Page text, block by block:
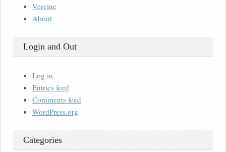
Vereine
About
Login and Out
Log in
Entries feed
Comments feed
WordPress.org
Categories